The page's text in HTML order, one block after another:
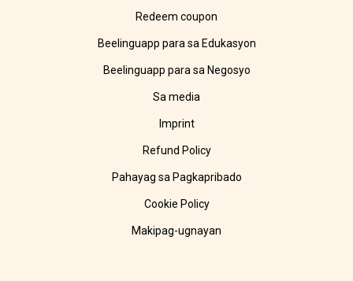
Redeem coupon
Beelinguapp para sa Edukasyon
Beelinguapp para sa Negosyo
Sa media
Imprint
Refund Policy
Pahayag sa Pagkapribado
Cookie Policy
Makipag-ugnayan